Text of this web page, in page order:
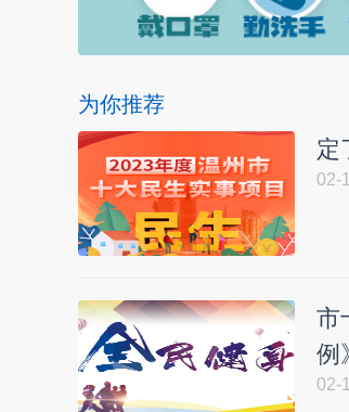
为你推荐
定
02-
市
例
02-